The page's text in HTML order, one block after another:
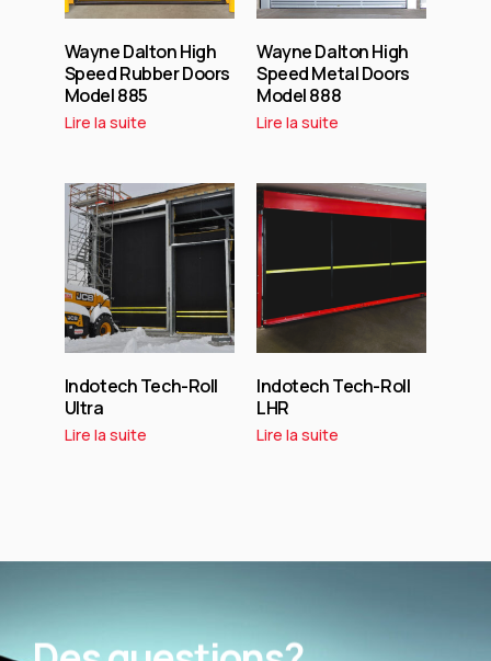
Wayne Dalton High
Speed Rubber Doors
Model 885
Lire la suite
Wayne Dalton High
Speed Metal Doors
Model 888
Lire la suite
Indotech Tech-Roll
Ultra
Lire la suite
Indotech Tech-Roll
LHR
Lire la suite